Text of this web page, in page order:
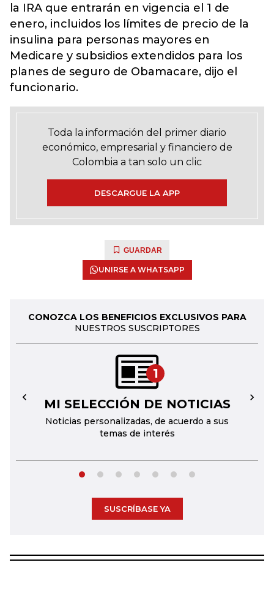
la IRA que entrarán en vigencia el 1 de
enero, incluidos los límites de precio de la
insulina para personas mayores en
Medicare y subsidios extendidos para los
planes de seguro de Obamacare, dijo el
funcionario.
Toda la información del primer diario
económico, empresarial y financiero de
Colombia a tan solo un clic
DESCARGUE LA APP
GUARDAR
UNIRSE A WHATSAPP
CONOZCA LOS BENEFICIOS EXCLUSIVOS PARA
NUESTROS SUSCRIPTORES
1
MI SELECCIÓN DE NOTICIAS
Noticias personalizadas, de acuerdo a sus
temas de interés
← →
SUSCRÍBASE YA